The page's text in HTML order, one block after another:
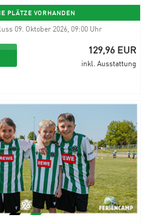
PLÄTZE VORHANDEN
09. Oktober 2026, 09:00 Uhr
129,96 EUR
inkl. Ausstattung